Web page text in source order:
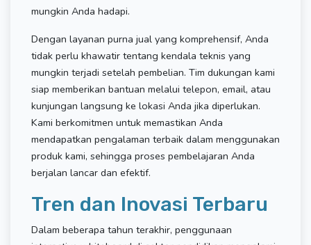
mungkin Anda hadapi.
Dengan layanan purna jual yang komprehensif, Anda
tidak perlu khawatir tentang kendala teknis yang
mungkin terjadi setelah pembelian. Tim dukungan kami
siap memberikan bantuan melalui telepon, email, atau
kunjungan langsung ke lokasi Anda jika diperlukan.
Kami berkomitmen untuk memastikan Anda
mendapatkan pengalaman terbaik dalam menggunakan
produk kami, sehingga proses pembelajaran Anda
berjalan lancar dan efektif.
Tren dan Inovasi Terbaru
Dalam beberapa tahun terakhir, penggunaan